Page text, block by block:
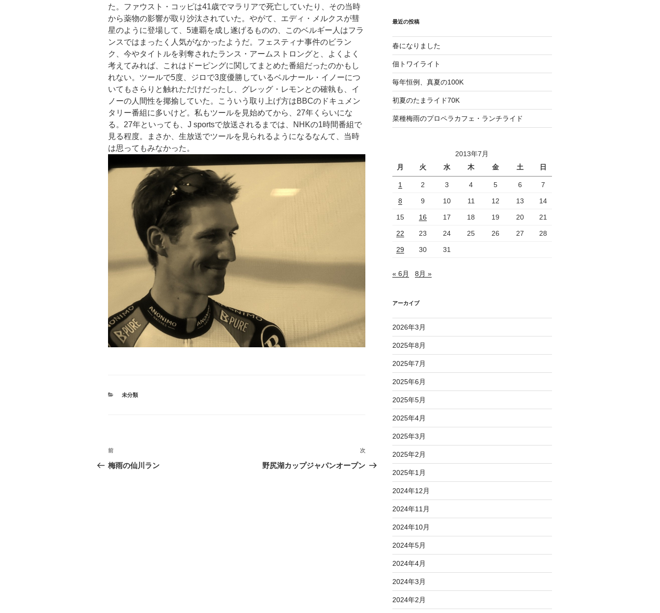
た。ファウスト・コッピは41歳でマラリアで死亡していたり、その当時
から薬物の影響が取り沙汰されていた。やがて、エディ・メルクスが彗
星のように登場して、5連覇を成し遂げるものの、このベルギー人はフラ
ンスではまったく人気がなかったようだ。フェスティナ事件のビラン
ク、今やタイトルを剥奪されたランス・アームストロングと、よくよく
考えてみれば、これはドーピングに関してまとめた番組だったのかもし
れない。ツールで5度、ジロで3度優勝しているベルナール・イノーにつ
いてもさらりと触れただけだったし、グレッグ・レモンとの確執も、イ
ノーの人間性を揶揄していた。こういう取り上げ方はBBCのドキュメン
タリー番組に多いけど。私もツールを見始めてから、27年くらいにな
る。27年といっても、J sportsで放送されるまでは、NHKの1時間番組で
見る程度。まさか、生放送でツールを見られるようになるなんて、当時
は思ってもみなかった。
カ
未分類
投
稿
過
去
前
梅雨の仙川ラン
次
の
次
野尻湖カップジャパンオープン
最近の投稿
春になりました
佃トワイライト
毎年恒例、真夏の100K
初夏のたまライド70K
菜種梅雨のプロペラカフェ・ランチライド
2013年7月
月
火 水 木 金 土 日
1 2 3 4 5 6 7
8 9 10 11 12 13 14
15 16 17 18 19 20 21
22 23 24 25 26 27 28
29 30 31
« 6月 8月 »
アーカイブ
2026年3月
2025年8月
2025年7月
2025年6月
2025年5月
2025年4月
2025年3月
2025年2月
2025年1月
2024年12月
2024年11月
2024年10月
2024年5月
2024年4月
2024年3月
2024年2月